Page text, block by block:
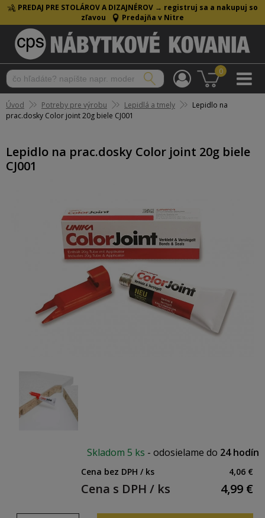
PREDAJ PRE STOLÁROV A DIZAJNÉROV → registruj sa a nakupuj so
zľavou
Predajňa v Nitre
0
Úvod Potreby pre výrobu Lepidlá a tmely
Lepidlo na
prac.dosky Color joint 20g biele CJ001
Lepidlo na prac.dosky Color joint 20g biele
CJ001
Skladom 5 ks - odosielame do 24 hodín
Cena bez DPH / ks 4,06 €
Cena s DPH / ks 4,99 €